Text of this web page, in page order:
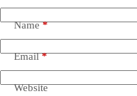
Name*
Email*
Website